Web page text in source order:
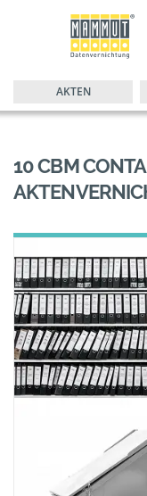
AKTEN
10 CBM